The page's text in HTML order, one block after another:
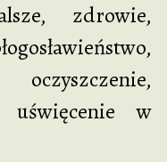
zdrowie,
w